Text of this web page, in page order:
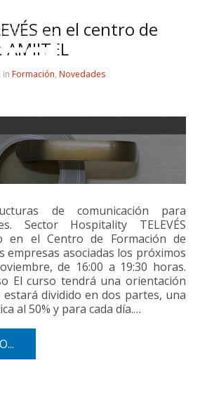
en el centro de
in Formación, Novedades
de comunicación para
Sector Hospitality TELEVÉS
en el Centro de Formación de
empresas asociadas los próximos
de 16:00 a 19:30 horas.
El curso tendrá una orientación
estará dividido en dos partes, una
al 50% y para cada día.…